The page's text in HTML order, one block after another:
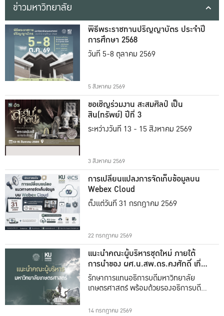
ข่าวมหาวิทยาลัย
พิธีพระราชทานปริญญาบัตร ประจำปี
การศึกษา 2568
วันที่ 5-8 ตุลาคม 2569
5 สิงหาคม 2569
ขอเชิญร่วมงาน สะสมศิลป์ เป็น
สิน(ทรัพย์) ปีที่ 3
ระหว่างวันที่ 13 - 15 สิงหาคม 2569
3 สิงหาคม 2569
การเปลี่ยนแปลงการจัดเก็บข้อมูลบน
Webex Cloud
ตั้งแต่วันที่ 31 กรกฎาคม 2569
22 กรกฎาคม 2569
แนะนำคณะผู้บริหารชุดใหม่ ภายใต้
การนำของ ผศ.น.สพ.ดร.คงศักดิ์ เที่ยง
ธรรม
รักษาการแทนอธิการบดีมหาวิทยาลัย
เกษตรศาสตร์ พร้อมด้วยรองอธิการบดีทั้ง
14 กรกฎาคม 2569